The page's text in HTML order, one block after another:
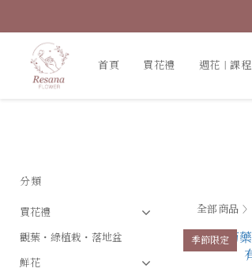
首頁 買花禮 週花｜課程
分類
買花禮
觀葉・綠植栽・落地盆
鮮花
全部商品 >
季節限定